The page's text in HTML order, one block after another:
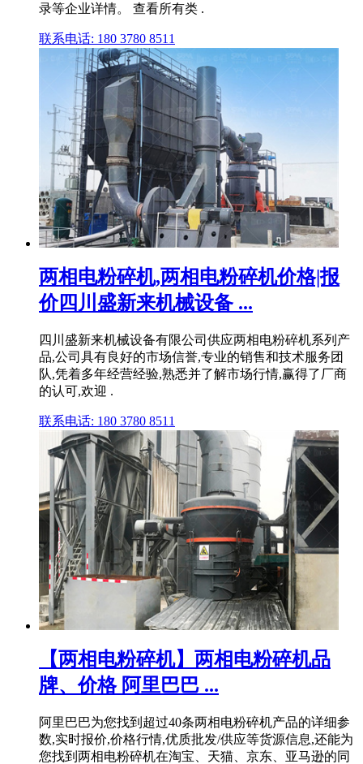
录等企业详情。 查看所有类 .
联系电话: 180 3780 8511
两相电粉碎机,两相电粉碎机价格|报
价四川盛新来机械设备 ...
四川盛新来机械设备有限公司供应两相电粉碎机系列产
品,公司具有良好的市场信誉,专业的销售和技术服务团
队,凭着多年经营经验,熟悉并了解市场行情,赢得了厂商
的认可,欢迎 .
联系电话: 180 3780 8511
【两相电粉碎机】两相电粉碎机品
牌、价格 阿里巴巴 ...
阿里巴巴为您找到超过40条两相电粉碎机产品的详细参
数,实时报价,价格行情,优质批发/供应等货源信息,还能为
您找到两相电粉碎机在淘宝、天猫、京东、亚马逊的同